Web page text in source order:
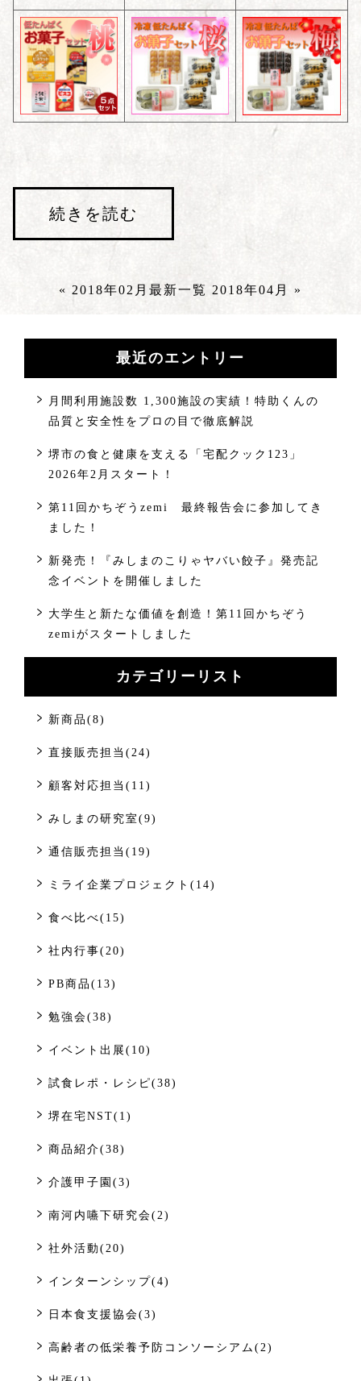
続きを読む
« 2018年02月 最新一覧 2018年04月 »
最近のエントリー
月間利用施設数 1,300施設の実績！特助くんの
品質と安全性をプロの目で徹底解説
堺市の食と健康を支える「宅配クック123」
2026年2月スタート！
第11回かちぞうzemi 最終報告会に参加してき
ました！
新発売！『みしまのこりゃヤバい餃子』発売記
念イベントを開催しました
大学生と新たな価値を創造！第11回かちぞう
zemiがスタートしました
カテゴリーリスト
新商品(8)
直接販売担当(24)
顧客対応担当(11)
みしまの研究室(9)
通信販売担当(19)
ミライ企業プロジェクト(14)
食べ比べ(15)
社内行事(20)
PB商品(13)
勉強会(38)
イベント出展(10)
試食レポ・レシピ(38)
堺在宅NST(1)
商品紹介(38)
介護甲子園(3)
南河内嚥下研究会(2)
社外活動(20)
インターンシップ(4)
日本食支援協会(3)
高齢者の低栄養予防コンソーシアム(2)